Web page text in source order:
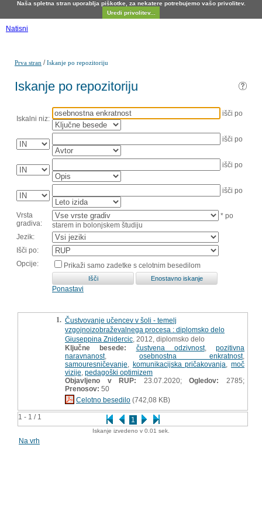
Naša spletna stran uporablja piškotke, za nekatere potrebujemo vašo privolitev.
Uredi privolitev...
Natisni
Prva stran /Iskanje po repozitoriju
Iskanje po repozitoriju
Iskalni niz:
išči po
išči po
išči po
išči po
Vrsta
gradiva:
* po
starem in bolonjskem študiju
Jezik:
Išči po:
Opcije:
Prikaži samo zadetke s celotnim besedilom
Ponastavi
1 - 1 / 1 1
1. Čustvovanje učencev v šoli - temelj
vzgojnoizobraževalnega procesa : diplomsko delo
Giuseppina Znidercic , 2012, diplomsko delo
Ključne besede:
čustvena odzivnost, pozitivna
naravnanost, osebnostna enkratnost,
samouresničevanje
komunikacijska pričakovanja ,moč
vizije pedagoški optimizem
Objavljeno v RUP: 23.07.2020;Ogledov:
2785;
Prenosov: 50
Celotno besedilo (742,08 KB)
Iskanje izvedeno v 0.01 sek.
Na vrh